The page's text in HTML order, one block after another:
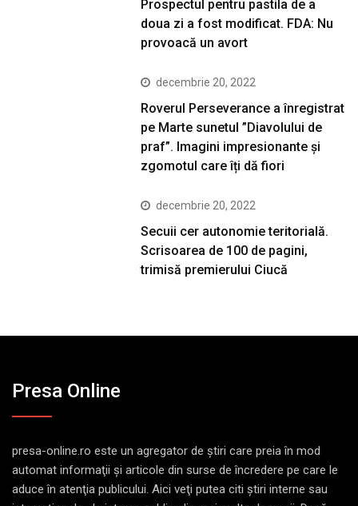
Prospectul pentru pastila de a
doua zi a fost modificat. FDA: Nu
provoacă un avort
decembrie 20, 2022
Roverul Perseverance a înregistrat
pe Marte sunetul ”Diavolului de
praf”. Imagini impresionante și
zgomotul care îți dă fiori
decembrie 20, 2022
Secuii cer autonomie teritorială.
Scrisoarea de 100 de pagini,
trimisă premierului Ciucă
Presa Online
presa-online.ro este un agregator de ştiri care preia în mod
automat informaţii şi articole din surse de încredere pe care le
aduce în atenţia publicului. Aici veţi putea citi ştiri interne sau